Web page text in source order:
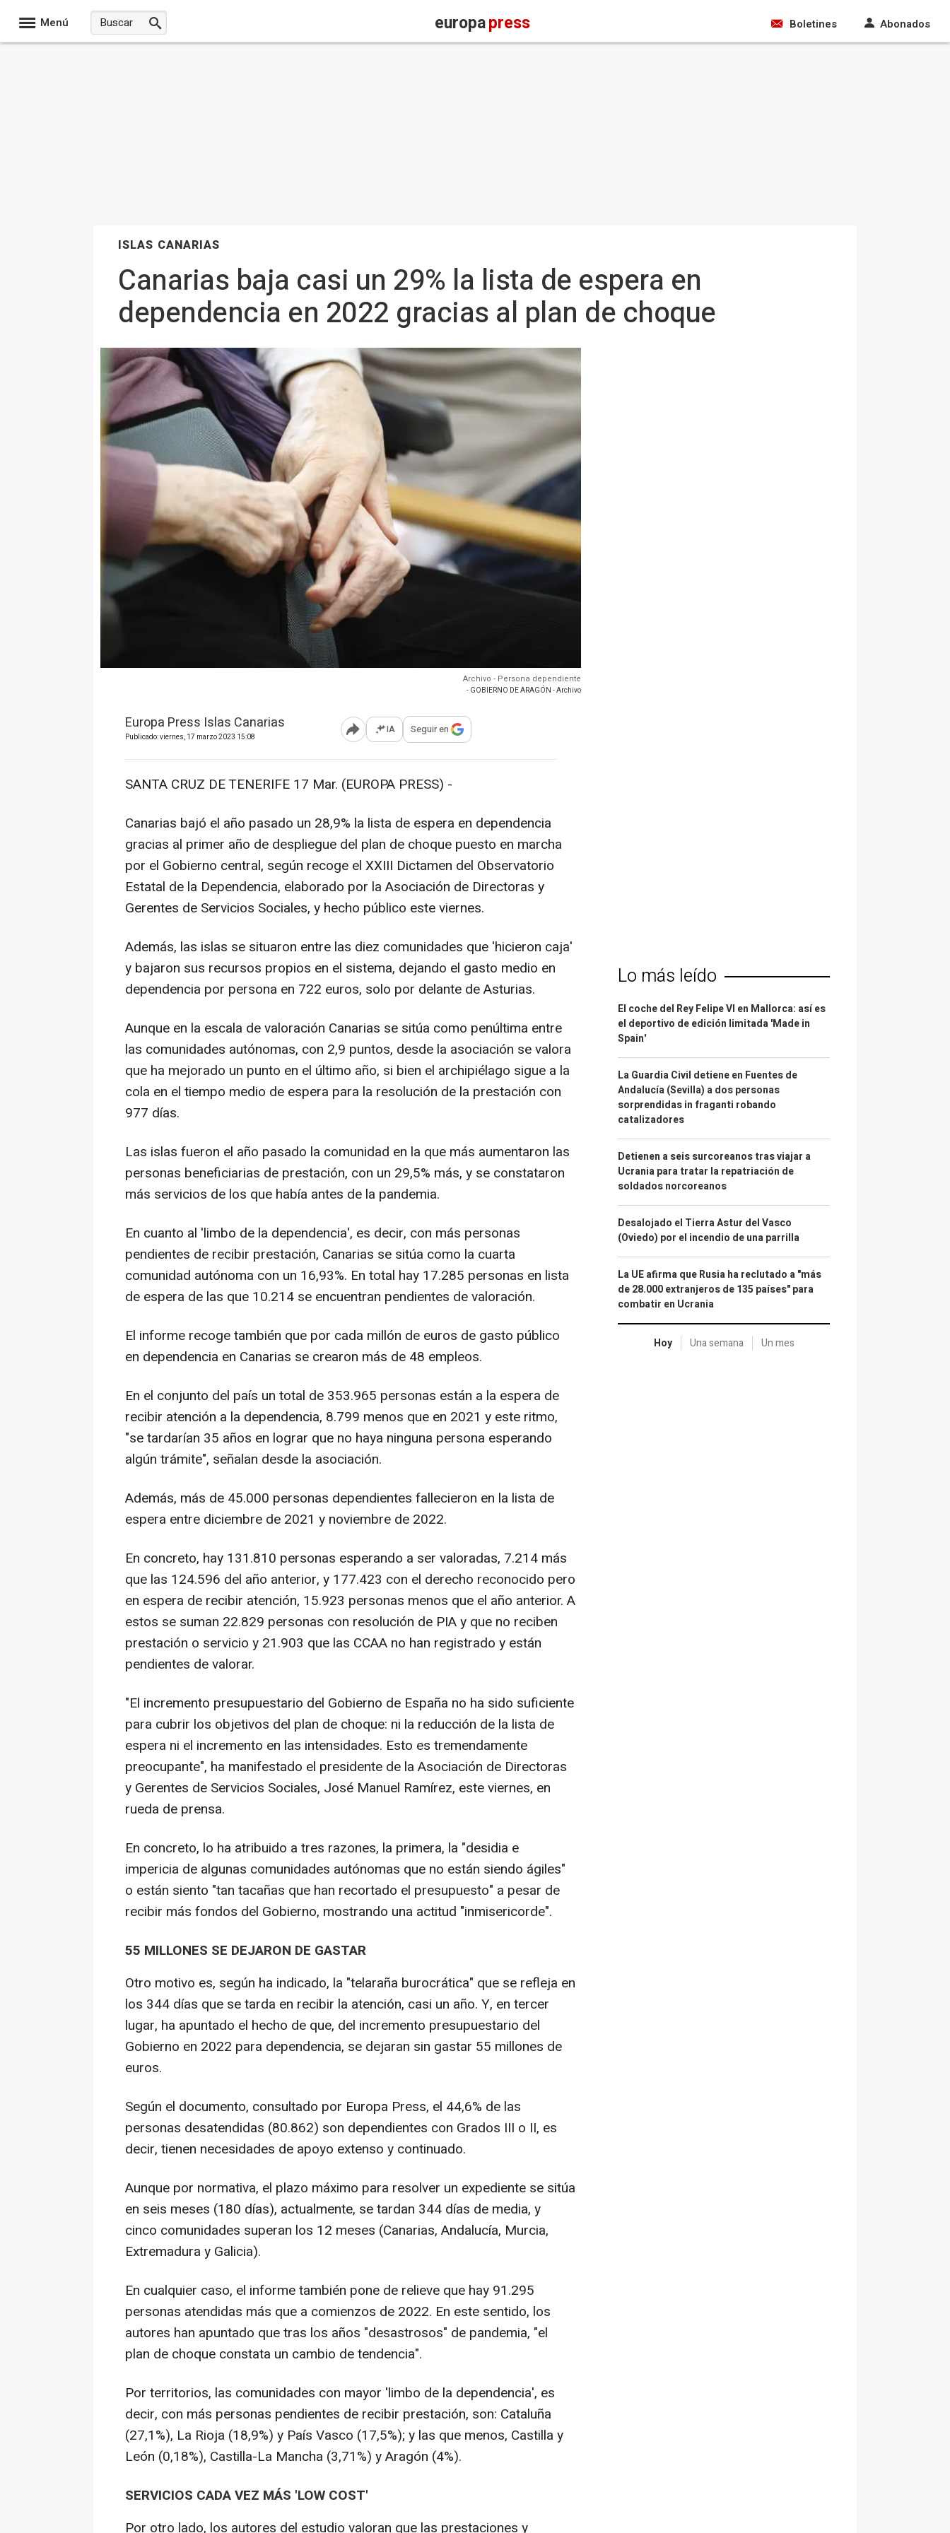
Menú europapress Boletines Abonados
ISLAS CANARIAS
Canarias baja casi un 29% la lista de espera en
dependencia en 2022 gracias al plan de choque
Archivo - Persona dependiente
- GOBIERNO DE ARAGÓN - Archivo
Europa Press Islas Canarias
Publicado: viernes, 17 marzo 2023 15:08 Abrir opciones para compartir
IA Seguir en
SANTA CRUZ DE TENERIFE 17 Mar. (EUROPA PRESS) -
Canarias bajó el año pasado un 28,9% la lista de espera en dependencia
gracias al primer año de despliegue del plan de choque puesto en marcha
por el Gobierno central, según recoge el XXIII Dictamen del Observatorio
Estatal de la Dependencia, elaborado por la Asociación de Directoras y
Gerentes de Servicios Sociales, y hecho público este viernes.
Además, las islas se situaron entre las diez comunidades que 'hicieron caja'
y bajaron sus recursos propios en el sistema, dejando el gasto medio en
dependencia por persona en 722 euros, solo por delante de Asturias.
Aunque en la escala de valoración Canarias se sitúa como penúltima entre
las comunidades autónomas, con 2,9 puntos, desde la asociación se valora
que ha mejorado un punto en el último año, si bien el archipiélago sigue a la
cola en el tiempo medio de espera para la resolución de la prestación con
977 días.
Las islas fueron el año pasado la comunidad en la que más aumentaron las
personas beneficiarias de prestación, con un 29,5% más, y se constataron
más servicios de los que había antes de la pandemia.
En cuanto al 'limbo de la dependencia', es decir, con más personas
pendientes de recibir prestación, Canarias se sitúa como la cuarta
comunidad autónoma con un 16,93%. En total hay 17.285 personas en lista
de espera de las que 10.214 se encuentran pendientes de valoración.
El informe recoge también que por cada millón de euros de gasto público
en dependencia en Canarias se crearon más de 48 empleos.
En el conjunto del país un total de 353.965 personas están a la espera de
recibir atención a la dependencia, 8.799 menos que en 2021 y este ritmo,
"se tardarían 35 años en lograr que no haya ninguna persona esperando
algún trámite", señalan desde la asociación.
Además, más de 45.000 personas dependientes fallecieron en la lista de
espera entre diciembre de 2021 y noviembre de 2022.
En concreto, hay 131.810 personas esperando a ser valoradas, 7.214 más
que las 124.596 del año anterior, y 177.423 con el derecho reconocido pero
en espera de recibir atención, 15.923 personas menos que el año anterior. A
estos se suman 22.829 personas con resolución de PIA y que no reciben
prestación o servicio y 21.903 que las CCAA no han registrado y están
pendientes de valorar.
"El incremento presupuestario del Gobierno de España no ha sido suficiente
para cubrir los objetivos del plan de choque: ni la reducción de la lista de
espera ni el incremento en las intensidades. Esto es tremendamente
preocupante", ha manifestado el presidente de la Asociación de Directoras
y Gerentes de Servicios Sociales, José Manuel Ramírez, este viernes, en
rueda de prensa.
En concreto, lo ha atribuido a tres razones, la primera, la "desidia e
impericia de algunas comunidades autónomas que no están siendo ágiles"
o están siento "tan tacañas que han recortado el presupuesto" a pesar de
recibir más fondos del Gobierno, mostrando una actitud "inmisericorde".
55 MILLONES SE DEJARON DE GASTAR
Otro motivo es, según ha indicado, la "telaraña burocrática" que se refleja en
los 344 días que se tarda en recibir la atención, casi un año. Y, en tercer
lugar, ha apuntado el hecho de que, del incremento presupuestario del
Gobierno en 2022 para dependencia, se dejaran sin gastar 55 millones de
euros.
Según el documento, consultado por Europa Press, el 44,6% de las
personas desatendidas (80.862) son dependientes con Grados III o II, es
decir, tienen necesidades de apoyo extenso y continuado.
Aunque por normativa, el plazo máximo para resolver un expediente se sitúa
en seis meses (180 días), actualmente, se tardan 344 días de media, y
cinco comunidades superan los 12 meses (Canarias, Andalucía, Murcia,
Extremadura y Galicia).
En cualquier caso, el informe también pone de relieve que hay 91.295
personas atendidas más que a comienzos de 2022. En este sentido, los
autores han apuntado que tras los años "desastrosos" de pandemia, "el
plan de choque constata un cambio de tendencia".
Por territorios, las comunidades con mayor 'limbo de la dependencia', es
decir, con más personas pendientes de recibir prestación, son: Cataluña
(27,1%), La Rioja (18,9%) y País Vasco (17,5%); y las que menos, Castilla y
León (0,18%), Castilla-La Mancha (3,71%) y Aragón (4%).
SERVICIOS CADA VEZ MÁS 'LOW COST'
Por otro lado, los autores del estudio valoran que las prestaciones y
Lo más leído
El coche del Rey Felipe VI en Mallorca: así es
el deportivo de edición limitada 'Made in
Spain'
La Guardia Civil detiene en Fuentes de
Andalucía (Sevilla) a dos personas
sorprendidas in fraganti robando
catalizadores
Detienen a seis surcoreanos tras viajar a
Ucrania para tratar la repatriación de
soldados norcoreanos
Desalojado el Tierra Astur del Vasco
(Oviedo) por el incendio de una parrilla
La UE afirma que Rusia ha reclutado a "más
de 28.000 extranjeros de 135 países" para
combatir en Ucrania
Hoy Una semana Un mes